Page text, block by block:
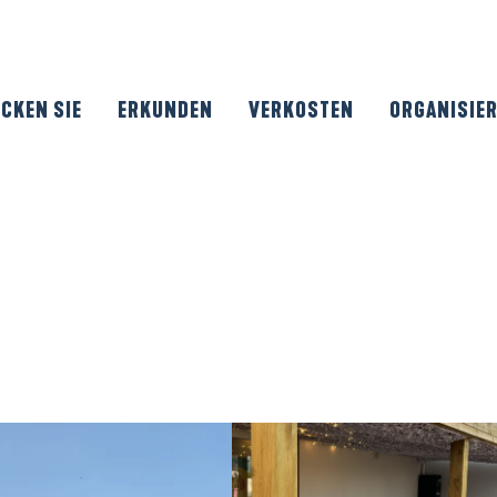
SIE ERKUNDEN VERKOSTEN